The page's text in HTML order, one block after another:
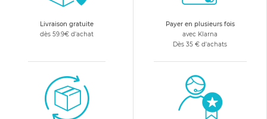
Livraison gratuite
dès 59.9€ d'achat
Payer en plusieurs fois
avec Klarna
Dès 35 € d'achats